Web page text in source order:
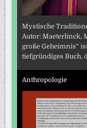
Mystische
Autor: Maeterlinck,
große Geheimnis“
tiefgründiges Buch,
Anthropologie